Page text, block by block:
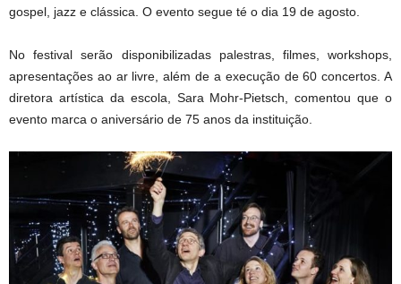
gospel, jazz e clássica. O evento segue té o dia 19 de agosto.
No festival serão disponibilizadas palestras, filmes, workshops,
apresentações ao ar livre, além de a execução de 60 concertos. A
diretora artística da escola, Sara Mohr-Pietsch, comentou que o
evento marca o aniversário de 75 anos da instituição.